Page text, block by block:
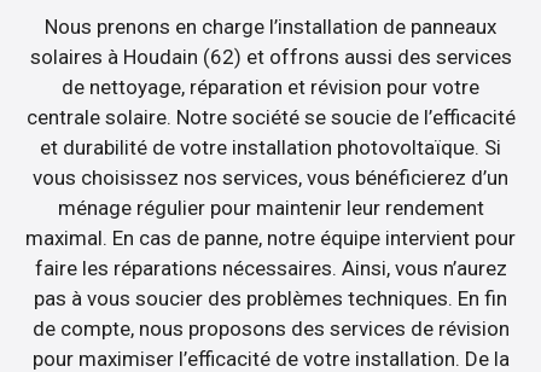
Nous prenons en charge l’installation de panneaux
solaires à Houdain (62) et offrons aussi des services
de nettoyage, réparation et révision pour votre
centrale solaire. Notre société se soucie de l’efficacité
et durabilité de votre installation photovoltaïque. Si
vous choisissez nos services, vous bénéficierez d’un
ménage régulier pour maintenir leur rendement
maximal. En cas de panne, notre équipe intervient pour
faire les réparations nécessaires. Ainsi, vous n’aurez
pas à vous soucier des problèmes techniques. En fin
de compte, nous proposons des services de révision
pour maximiser l’efficacité de votre installation. De la